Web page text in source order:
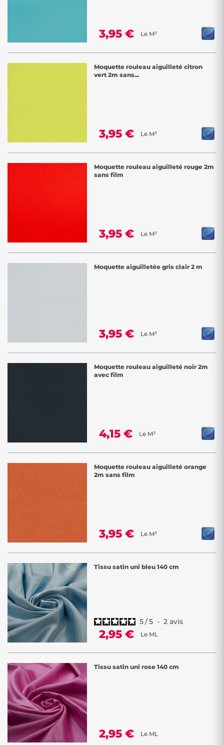
3,95 € Le M²
Moquette rouleau aiguilleté citron
vert 2m sans...
3,95 € Le M²
Moquette rouleau aiguilleté rouge 2m
sans film
3,95 € Le M²
Moquette aiguilletée gris clair 2 m
3,95 € Le M²
Moquette rouleau aiguilleté noir 2m
avec film
4,15 € Le M²
Moquette rouleau aiguilleté orange
2m sans film
3,95 € Le M²
Tissu satin uni bleu 140 cm
5/5 - 2 avis
2,95 € Le ML
Tissu satin uni rose 140 cm
2,95 € Le ML